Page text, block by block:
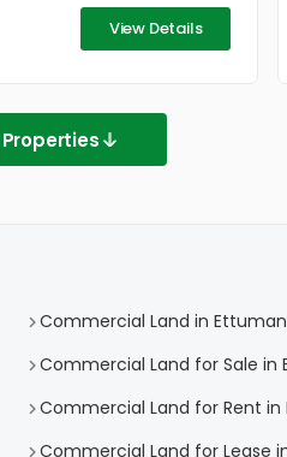
View Details
Commercial Land in
Commercial Land for Sale in
Commercial Land for Rent
Commercial Land for Lease